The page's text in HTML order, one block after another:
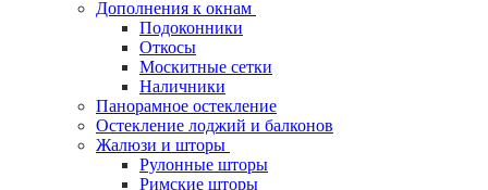
Дополнения к окнам
Подоконники
Откосы
Москитные сетки
Наличники
Панорамное остекление
Остекление лоджий и балконов
Жалюзи и шторы
Рулонные шторы
Римские шторы